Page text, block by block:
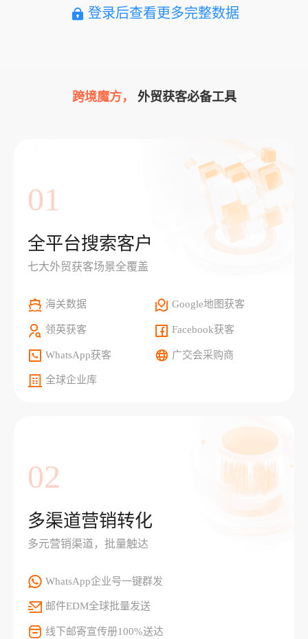
登录后查看更多完整数据
跨境魔方， 外贸获客必备工具
01
全平台搜索客户
七大外贸获客场景全覆盖
海关数据 Google地图获客
领英获客 Facebook获客
WhatsApp获客 广交会采购商
全球企业库
02
多渠道营销转化
多元营销渠道，批量触达
WhatsApp企业号一键群发
邮件EDM全球批量发送
线下邮寄宣传册100%送达